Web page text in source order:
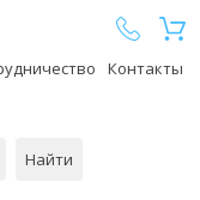
Контакты
Найти